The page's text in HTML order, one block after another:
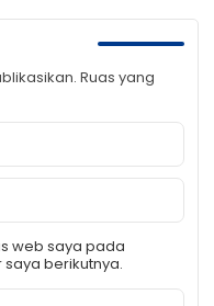
Ruas yang
web saya pada
berikutnya.